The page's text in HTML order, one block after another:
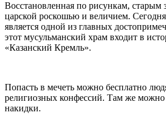
Восстановленная по рисункам, старым
царской роскошью и величием.
является одной из главных
этот мусульманский храм входит в
«Казанский Кремль».
Попасть в мечеть можно бесплатно
религиозных конфессий. Там же можно
накидки.